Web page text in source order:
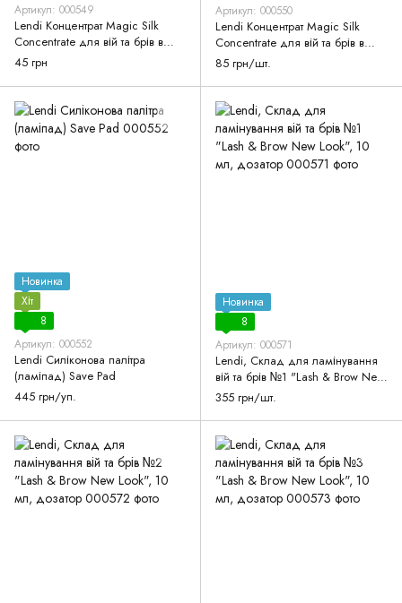
Артикул: 000549
Lendi Концентрат Magic Silk
Concentrate для вій та брів в
саше 1 мл
45 грн
Артикул: 000550
Lendi Концентрат Magic Silk
Concentrate для вій та брів в
саше 2 мл
85 грн/шт.
Новинка
Хіт
8
Артикул: 000552
Lendi Силіконова палітра
(ламіпад) Save Pad
445 грн/уп.
Новинка
8
Артикул: 000571
Lendi, Склад для ламінування
вій та брів №1 "Lash & Brow New
Look", 10 мл, дозатор
355 грн/шт.